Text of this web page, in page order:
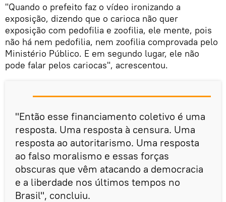
"Quando o prefeito faz o vídeo ironizando a
exposição, dizendo que o carioca não quer
exposição com pedofilia e zoofilia, ele mente, pois
não há nem pedofilia, nem zoofilia comprovada pelo
Ministério Público. E em segundo lugar, ele não
pode falar pelos cariocas", acrescentou.
"Então esse financiamento coletivo é uma
resposta. Uma resposta à censura. Uma
resposta ao autoritarismo. Uma resposta
ao falso moralismo e essas forças
obscuras que vêm atacando a democracia
e a liberdade nos últimos tempos no
Brasil", concluiu.